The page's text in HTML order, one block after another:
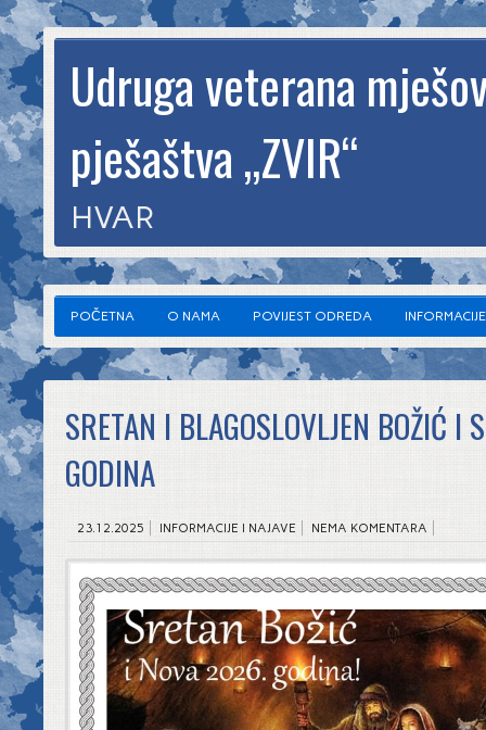
Udruga veterana
pješaštva „ZVIR“
HVAR
POČETNA O NAMA POVIJEST ODREDA
SRETAN I BLAGOSLOVLJEN BOŽIĆ I
GODINA
23.12.2025 INFORMACIJE I NAJAVE NEMA KOMENTARA